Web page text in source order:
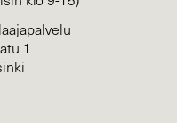
1